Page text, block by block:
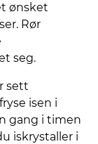
ønsket
Rør
seg.
sett
isen i
gang i timen
iskrystaller i